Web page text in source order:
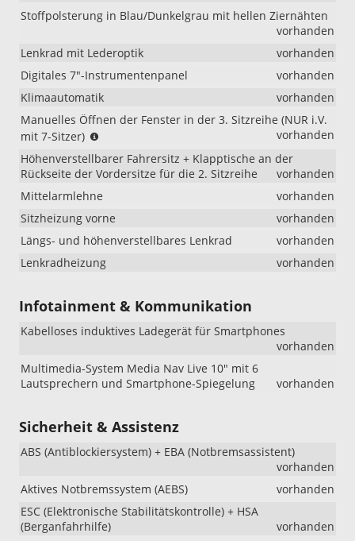
Stoffpolsterung in Blau/Dunkelgrau mit hellen Ziernähten
vorhanden
Lenkrad mit Lederoptik
vorhanden
Digitales 7"-Instrumentenpanel
vorhanden
Klimaautomatik
vorhanden
Manuelles Öffnen der Fenster in der 3. Sitzreihe (NUR i.V.
mit 7-Sitzer)
mit
7-
Sitzer)
vorhanden
Höhenverstellbarer Fahrersitz + Klapptische an der
Rückseite der Vordersitze für die 2. Sitzreihe
vorhanden
Mittelarmlehne
vorhanden
Sitzheizung vorne
vorhanden
Längs- und höhenverstellbares Lenkrad
vorhanden
Lenkradheizung
vorhanden
Infotainment & Kommunikation
Kabelloses induktives Ladegerät für Smartphones
vorhanden
Multimedia-System Media Nav Live 10" mit 6
Lautsprechern und Smartphone-Spiegelung
vorhanden
Sicherheit & Assistenz
ABS (Antiblockiersystem) + EBA (Notbremsassistent)
vorhanden
Aktives Notbremssystem (AEBS)
vorhanden
ESC (Elektronische Stabilitätskontrolle) + HSA
(Berganfahrhilfe)
vorhanden